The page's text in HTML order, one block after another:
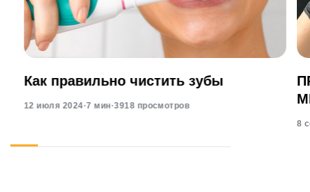
Как правильно чистить зубы
12 июля 2024·7 мин·3918 просмотров
8